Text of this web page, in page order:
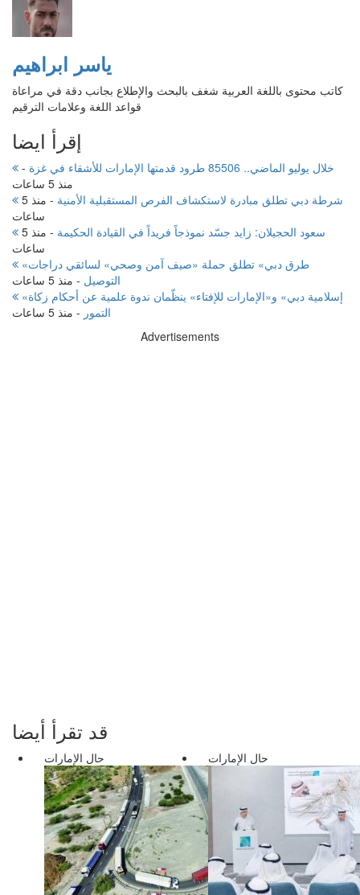
ياسر ابراهيم
كاتب محتوى باللغة العربية شغف بالبحث والإطلاع بجانب دقة في مراعاة
قواعد اللغة وعلامات الترقيم
إقرأ ايضا
خلال يوليو الماضي.. 85506 طرود قدمتها الإمارات للأشقاء في غزة
-
منذ 5 ساعات
شرطة دبي تطلق مبادرة لاستكشاف الفرص المستقبلية الأمنية -
منذ 5
ساعات
سعود الحجيلان: زايد جسّد نموذجاً فريداً في القيادة الحكيمة -
منذ 5
ساعات
«طرق دبي» تطلق حملة «صيف آمن وصحي» لسائقي دراجات
التوصيل - منذ 5 ساعات
«إسلامية دبي» و«الإمارات للإفتاء» ينظّمان ندوة علمية عن أحكام زكاة
التمور - منذ 5 ساعات
Advertisements
قد تقرأ أيضا
حال الإمارات حال الإمارات